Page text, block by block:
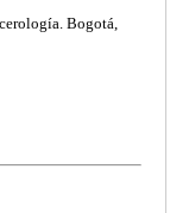
Bogotá,